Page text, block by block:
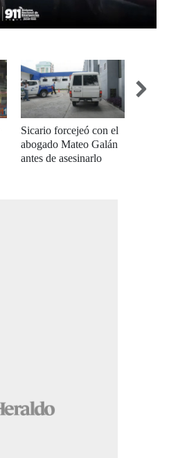
Sicario forcejeó con el
abogado Mateo Galán
antes de asesinarlo